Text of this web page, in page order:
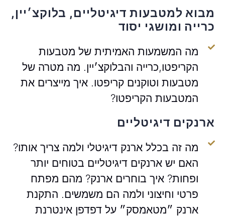
מבוא למטבעות דיגיטליים, בלוקצ׳יין,
כרייה ומושגי יסוד
מה המשמעות האמיתית של מטבעות
הקריפטו,כרייה והבלוקצ׳יין. מה מטרה של
מטבעות וטוקנים קריפטו. איך מייצרים את
המטבעות הקריפטו?
ארנקים דיגיטליים
מה זה בכלל ארנק דיגיטלי ולמה צריך אותו?
האם יש ארנקים דיגיטליים בטוחים יותר
ופחות? איך בוחרים ארנק? מהם מפתח
פרטי וחיצוני ולמה הם משמשים. התקנת
ארנק ״מטאמסק״ על דפדפן אינטרנת